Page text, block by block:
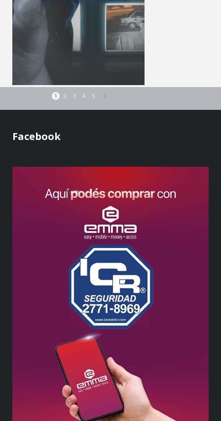
1 2 3 4 5
Facebook